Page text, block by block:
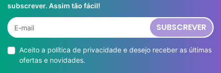
subscrever. Assim tão fácil!
SUBSCREVER
Aceito a política de privacidade e desejo receber as últimas
ofertas e novidades.